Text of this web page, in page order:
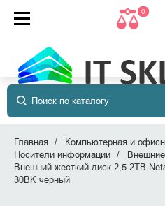
0
Главная
Компьютерная и
Носители информации
Внешний жесткий диск 2,5 2TB
30BK черный